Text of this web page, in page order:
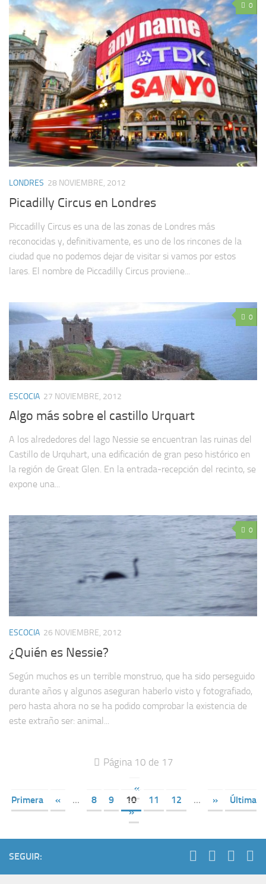
0
LONDRES 28 NOVIEMBRE, 2012
Picadilly Circus en Londres
Piccadilly Circus es una de las zonas de Londres más
reconocidas y, definitivamente, es uno de los rincones de la
ciudad que no podemos dejar de visitar si vamos por estos
lares. El nombre de Piccadilly Circus proviene...
0
ESCOCIA 27 NOVIEMBRE, 2012
Algo más sobre el castillo Urquart
A los alrededores del lago Nessie se encuentran las ruinas del
Castillo de Urquhart, una edificación de gran peso histórico en
la región de Great Glen. En la entrada-recepción del recinto, se
expone una...
0
ESCOCIA 26 NOVIEMBRE, 2012
¿Quién es Nessie?
Según muchos es un terrible monstruo, que ha sido perseguido
durante años y algunos aseguran haberlo visto y fotografiado,
pero hasta ahora no se ha podido comprobar la existencia de
este extraño ser: animal...
Página 10 de 17
«
Primera
« ... 8 9 10 11 12 ... »
Última
»
SEGUIR: